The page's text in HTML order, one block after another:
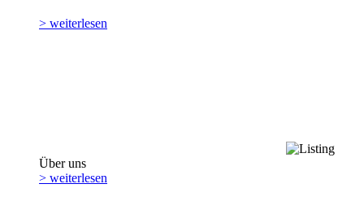
> weiterlesen
Über uns
> weiterlesen